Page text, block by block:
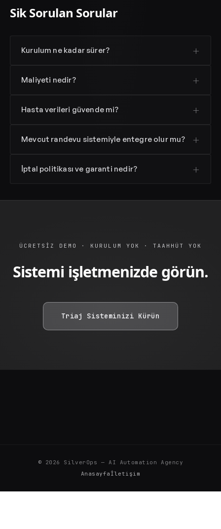
Sik Sorulan Sorular
Kurulum ne kadar sürer?
Maliyeti nedir?
Hasta verileri güvende mi?
Mevcut randevu sistemiyle entegre olur mu?
İptal politikası ve garanti nedir?
ÜCRETSIZ DEMO · KURULUM YOK · TAAHHÜT YOK
Sistemi işletmenizde görün.
Triaj Sisteminizi Kürün
© 2026
SilverOps — AI Automation Agency
Anasayfa İletişim